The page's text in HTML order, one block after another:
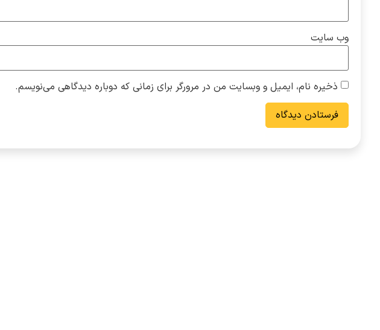
وب‌ سایت
ذخیره نام، ایمیل و وبسایت من در مرورگر برای زمانی که دوباره دیدگاهی می‌نویسم.